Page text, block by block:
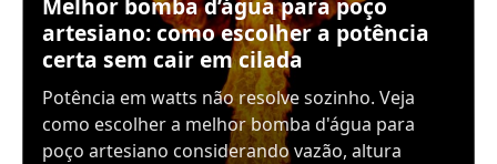
Melhor bomba d’água para poço
artesiano: como escolher a potência
certa sem cair em cilada
Potência em watts não resolve sozinho. Veja
como escolher a melhor bomba d'água para
poço artesiano considerando vazão, altura